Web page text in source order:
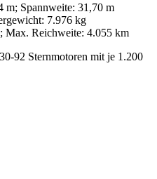
m; Spannweite: 31,70 m
7.976 kg
Max. Reichweite: 4.055 km
92 Sternmotoren mit je 1.200